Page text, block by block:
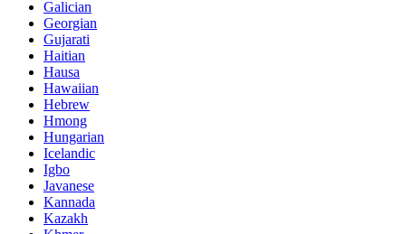
Galician
Georgian
Gujarati
Haitian
Hausa
Hawaiian
Hebrew
Hmong
Hungarian
Icelandic
Igbo
Javanese
Kannada
Kazakh